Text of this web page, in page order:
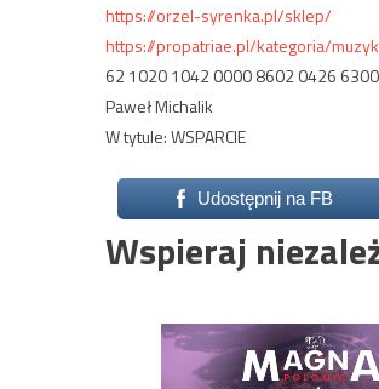
https://orzel-syrenka.pl/sklep/
https://propatriae.pl/kategoria/
62 1020 1042 0000 8602 0426 6300
Paweł Michalik
W tytule: WSPARCIE
Udostępnij na FB
Wspieraj